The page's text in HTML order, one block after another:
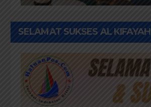
SELAMAT SUKSES AL KIFAYAH